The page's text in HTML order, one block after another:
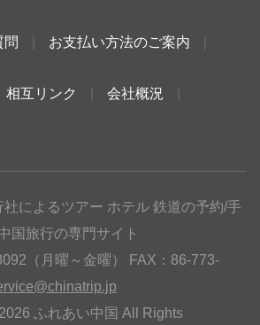
問 お支払い方法のご案内
相互リンク 会社概況
によるツアー ホテル 鉄道の予約/手
国旅行の専門サイト
（月曜～金曜） FAX：86-773-
ふれあい中国 All Rights